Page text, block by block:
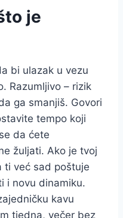
je
bi ulazak u vezu
Razumljivo – rizik
ga smanjiš. Govori
tempo koji
da ćete
žuljati. Ako je tvoj
ti već sad poštuje
i novu dinamiku.
kavu
tjedna, večer bez